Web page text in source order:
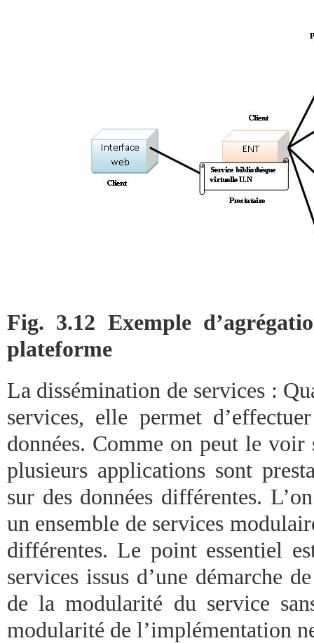
Fig. 3.12 Exemple
plateforme
La dissémination de services :
services, elle permet
données. Comme on peut le voir
plusieurs applications sont
sur des données différentes.
un ensemble de services
différentes. Le point essentiel
services issus d’une démarche
de la modularité du service
modularité de l’implémentation